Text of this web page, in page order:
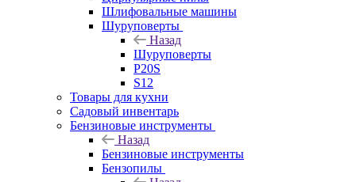
Шлифовальные машины
Шуруповерты
Назад
Шуруповерты
P20S
S12
Товары для кухни
Садовый инвентарь
Бензиновые инструменты
Назад
Бензиновые инструменты
Бензопилы